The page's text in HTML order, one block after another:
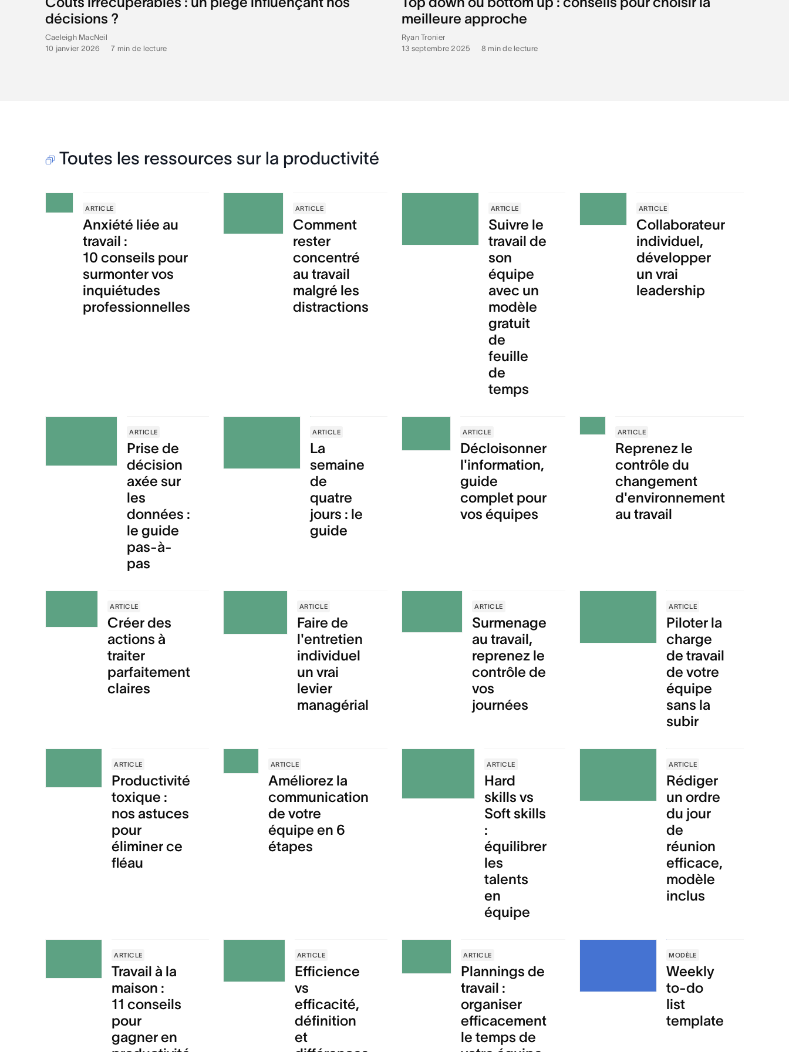
décisions ?
Caeleigh MacNeil
10 janvier 2026
7 min de lecture
meilleure approche
Ryan Tronier
13 septembre 2025
8 min de lecture
Toutes les ressources sur la productivité
ARTICLE
Anxiété liée au
travail :
10 conseils pour
surmonter vos
inquiétudes
professionnelles
ARTICLE
Comment
rester
concentré
au travail
malgré les
distractions
ARTICLE
Suivre le
travail de
son
équipe
avec un
modèle
gratuit
de
feuille
de
temps
ARTICLE
Collaborateur
individuel,
développer
un vrai
leadership
ARTICLE
Prise de
décision
axée sur
les
données :
le guide
pas-à-
pas
ARTICLE
La
semaine
de
quatre
jours : le
guide
ARTICLE
Décloisonner
l'information,
guide
complet pour
vos équipes
ARTICLE
Reprenez le
contrôle du
changement
d'environnement
au travail
ARTICLE
Créer des
actions à
traiter
parfaitement
claires
ARTICLE
Faire de
l'entretien
individuel
un vrai
levier
managérial
ARTICLE
Surmenage
au travail,
reprenez le
contrôle de
vos
journées
ARTICLE
Piloter la
charge
de travail
de votre
équipe
sans la
subir
ARTICLE
Productivité
toxique :
nos astuces
pour
éliminer ce
fléau
ARTICLE
Améliorez la
communication
de votre
équipe en 6
étapes
ARTICLE
Hard
skills vs
Soft skills
:
équilibrer
les
talents
en
équipe
ARTICLE
Rédiger
un ordre
du jour
de
réunion
efficace,
modèle
inclus
ARTICLE
Travail à la
maison :
11 conseils
pour
gagner en
ARTICLE
Efficience
vs
efficacité,
définition
et
ARTICLE
Plannings de
travail :
organiser
efficacement
le temps de
MODÈLE
Weekly
to-do
list
template